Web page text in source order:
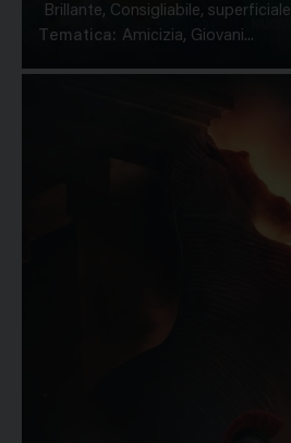
Brillante, Consigliabile, superficiale
Tematica: Amicizia, Giovani...